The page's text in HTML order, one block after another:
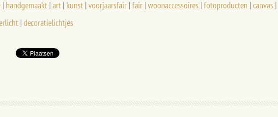
| handgemaakt |art | kunst |voorjaarsfair |fair |woonaccessoires |fotoproducten |canvas |
|decoratielichtjes